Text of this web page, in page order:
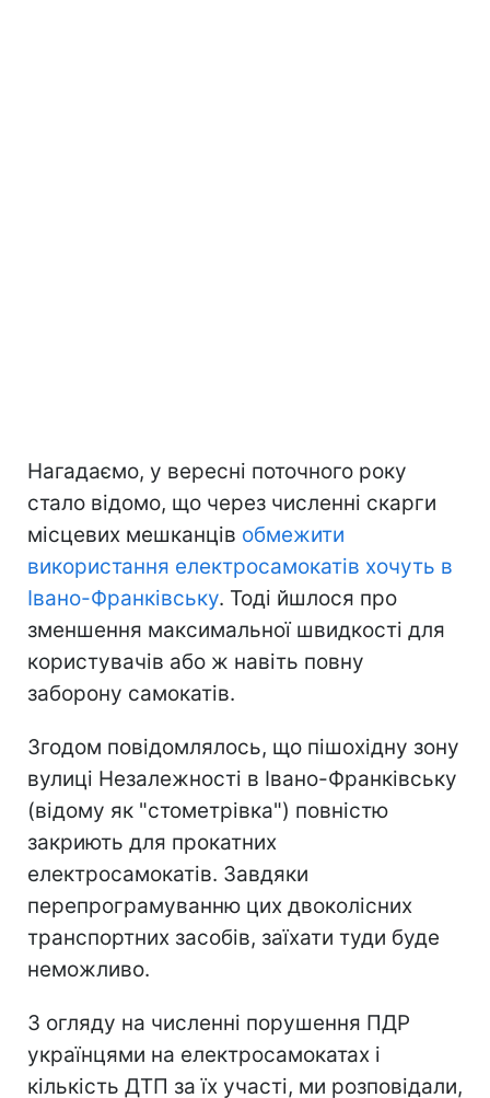
Нагадаємо, у вересні поточного року
стало відомо, що через численні скарги
місцевих мешканців обмежити
використання електросамокатів хочуть в
Івано-Франківську. Тоді йшлося про
зменшення максимальної швидкості для
користувачів або ж навіть повну
заборону самокатів.
Згодом повідомлялось, що пішохідну зону
вулиці Незалежності в Івано-Франківську
(відому як "стометрівка") повністю
закриють для прокатних
електросамокатів. Завдяки
перепрограмуванню цих двоколісних
транспортних засобів, заїхати туди буде
неможливо.
З огляду на численні порушення ПДР
українцями на електросамокатах і
кількість ДТП за їх участі, ми розповідали,